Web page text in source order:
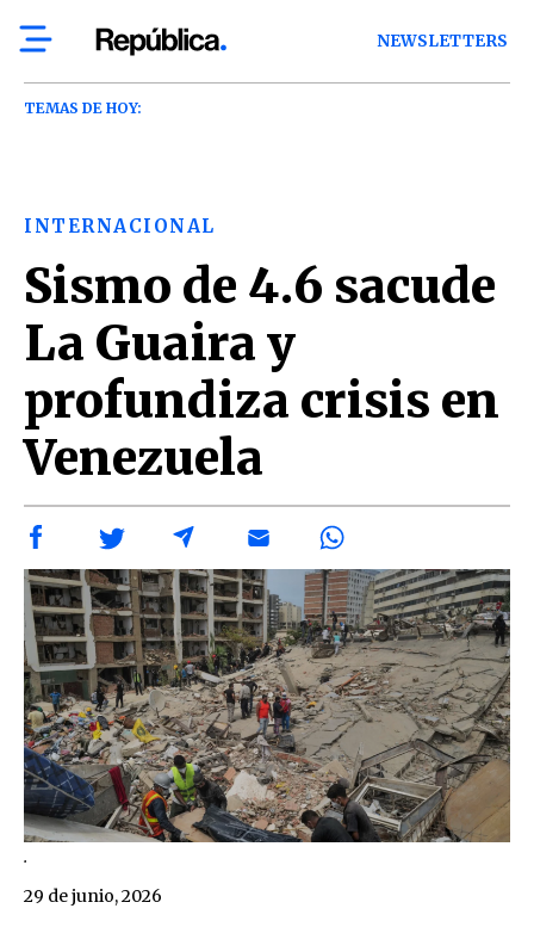
NEWSLETTERS
TEMAS DE HOY:
INTERNACIONAL
Sismo de 4.6 sacude
La Guaira y
profundiza crisis en
Venezuela
.
29 de junio, 2026